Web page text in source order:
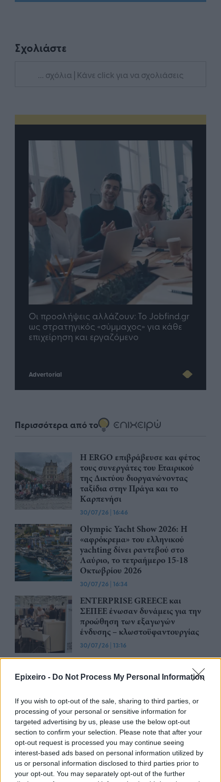
Epixeiro - Do Not Process My Personal Information
If you wish to opt-out of the sale, sharing to third parties, or
processing of your personal or sensitive information for
targeted advertising by us, please use the below opt-out
section to confirm your selection. Please note that after your
opt-out request is processed you may continue seeing
interest-based ads based on personal information utilized by
us or personal information disclosed to third parties prior to
your opt-out. You may separately opt-out of the further
Σχολιάστε
... σχόλια | Κάνε click για να σχολιάσεις
Οι προσλήψεις αλλάζουν: To Jobfind.gr
ως στρατηγικός «σύμμαχος» για κάθε
επιχείρηση και εργαζόμενο
Advertorial
Περισσότερα από το
Η ERGO επιβράβευσε και φέτος
τους συνεργάτες του Εταιρικού
της Δικτύου διοργανώνοντας
ταξίδια στην Πράγα και το
Καρπενήσι
30/07/26 | 16:46
Olympic Yacht Show 2026: Η
«αφρόκρεμα» του ελληνικού
yachting δίνει ραντεβού στο
Λαύριο, το τετραήμερο 15-18
Οκτωβρίου 2026
30/07/26 | 16:34
ENTERPRISE GREECE και
ΣΕΠΕΕ ένωσαν δυνάμεις για την
προώθηση των εξαγωγών
ένδυσης – κλωστοϋφαντουργίας
30/07/26 | 13:16
Η νέα ευρωπαϊκή έκθεση για την
ψηφιακή υγεία ανοίγει τις πύλες
τις 28 Οκτωβρίου
29/07/26| 15:21
Η ena athletics συνεργάζεται με
το ΣΠΑΡΤΑΘΛΟΝ
29/07/26|12:23